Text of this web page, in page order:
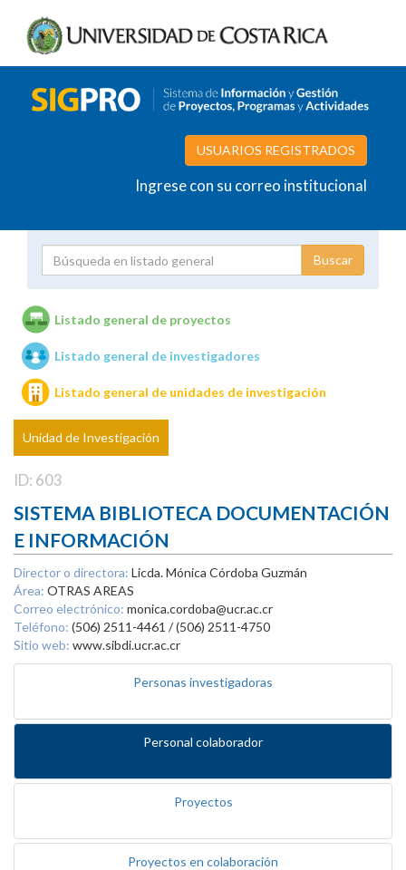
USUARIOS REGISTRADOS
Ingrese con su correo institucional
Unidades de investigación
Listado general de proyectos
Listado general de investigadores
Listado general de unidades de investigación
Unidad de Investigación
ID: 603
SISTEMA BIBLIOTECA DOCUMENTACIÓN
E INFORMACIÓN
Director o directora: Licda. Mónica Córdoba Guzmán
Área: OTRAS AREAS
Correo electrónico: monica.cordoba@ucr.ac.cr
Teléfono: (506) 2511-4461 / (506) 2511-4750
Sitio web: www.sibdi.ucr.ac.cr
Personas investigadoras
Personal colaborador
Proyectos
Proyectos en colaboración